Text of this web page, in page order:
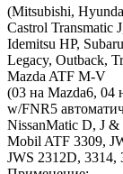
(Mitsubishi,
Castrol Transmatic
Idemitsu HP,
Legacy, Outback,
Mazda ATF M-V
(03 на Mazda6, 04
w/FNR5
NissanMatic D, J &
Mobil ATF 3309,
JWS 2312D, 3314,